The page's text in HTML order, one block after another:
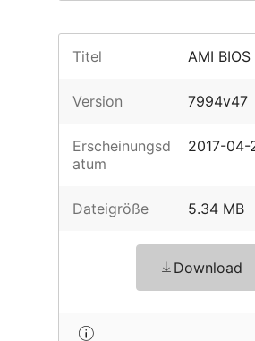
Titel AMI BIOS
Version 7994v47
Erscheinungsd
atum
2017-04-
Dateigröße 5.34 MB
Download